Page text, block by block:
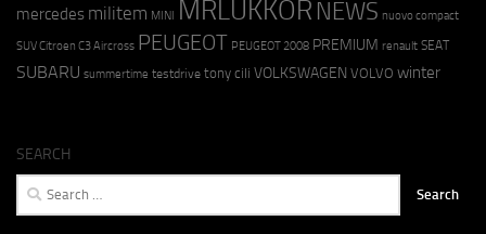
mercedes militem MINI MRLUKKOR NEWS nuovo compact
SUV Citroen C3 Aircross PEUGEOT PEUGEOT 2008 PREMIUM renault SEAT
SUBARU summertime testdrive tony cili VOLKSWAGEN VOLVO winter
SEARCH
Search
for: